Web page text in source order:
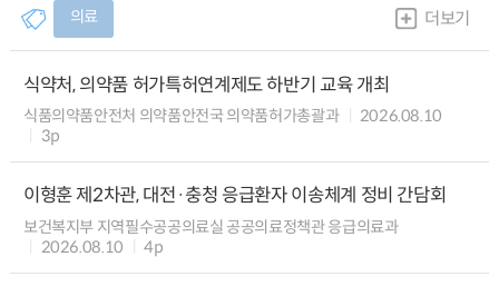
의료 더보기
식약처, 의약품 허가특허연계제도 하반기 교육 개최
식품의약품안전처 의약품안전국 의약품허가총괄과
2026.08.10
3p
이형훈 제2차관, 대전·충청 응급환자 이송체계 정비 간담회
보건복지부 지역필수공공의료실 공공의료정책관 응급의료과
2026.08.10
4p